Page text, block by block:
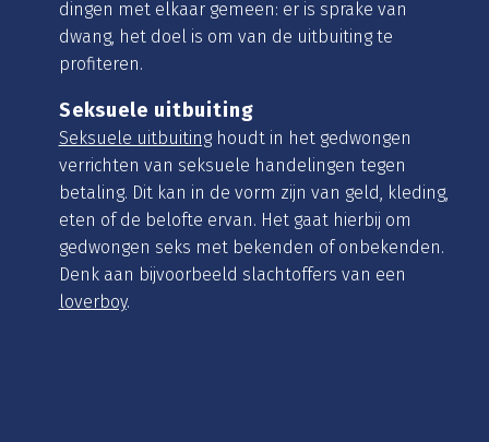
dingen met elkaar gemeen: er is sprake van
dwang, het doel is om van de uitbuiting te
profiteren.
Seksuele uitbuiting
Seksuele uitbuitinghoudt in het gedwongen
verrichten van seksuele handelingen tegen
betaling. Dit kan in de vorm zijn van geld, kleding,
eten of de belofte ervan. Het gaat hierbij om
gedwongen seks met bekenden of onbekenden.
Denk aan bijvoorbeeld slachtoffers van een
loverboy.